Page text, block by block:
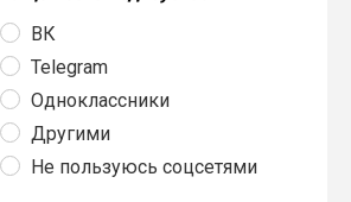
ВК
Telegram
Одноклассники
Другими
Не пользуюсь соцсетями